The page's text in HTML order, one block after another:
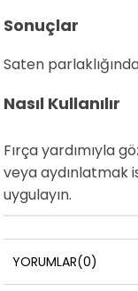
Sonuçlar
Saten
Nasıl Kullanılır
Fırça yardımıyla
veya aydınlatmak
uygulayın.
YORUMLAR(0)